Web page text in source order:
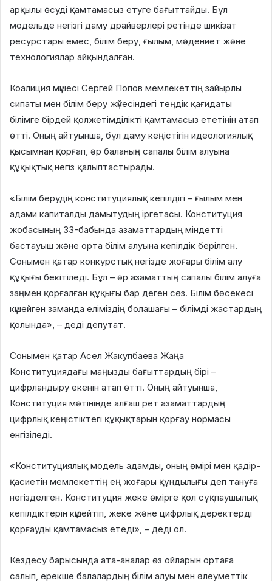
арқылы өсуді қамтамасыз етуге бағыттайды. Бұл
модельде негізгі даму драйверлері ретінде шикізат
ресурстары емес, білім беру, ғылым, мәдениет және
технологиялар айқындалған.
Коалиция мүшесі Сергей Попов мемлекеттің зайырлы
сипаты мен білім беру жүйесіндегі теңдік қағидаты
білімге бірдей қолжетімділікті қамтамасыз ететінін атап
өтті. Оның айтуынша, бұл даму кеңістігін идеологиялық
қысымнан қорғап, әр баланың сапалы білім алуына
құқықтық негіз қалыптастырады.
«Білім берудің конституциялық кепілдігі – ғылым мен
адами капиталды дамытудың іргетасы. Конституция
жобасының 33-бабында азаматтардың міндетті
бастауыш және орта білім алуына кепілдік берілген.
Сонымен қатар конкурстық негізде жоғары білім алу
құқығы бекітіледі. Бұл – әр азаматтың сапалы білім алуға
заңмен қорғалған құқығы бар деген сөз. Білім бәсекесі
күшейген заманда еліміздің болашағы – білімді жастардың
қолында», – деді депутат.
Сонымен қатар Асел Жакупбаева Жаңа
Конституциядағы маңызды бағыттардың бірі –
цифрландыру екенін атап өтті. Оның айтуынша,
Конституция мәтінінде алғаш рет азаматтардың
цифрлық кеңістіктегі құқықтарын қорғау нормасы
енгізіледі.
«Конституциялық модель адамды, оның өмірі мен қадір-
қасиетін мемлекеттің ең жоғары құндылығы деп тануға
негізделген. Конституция жеке өмірге қол сұқпаушылық
кепілдіктерін күшейтіп, жеке және цифрлық деректерді
қорғауды қамтамасыз етеді», – деді ол.
Кездесу барысында ата-аналар өз ойларын ортаға
салып, ерекше балалардың білім алуы мен әлеуметтік